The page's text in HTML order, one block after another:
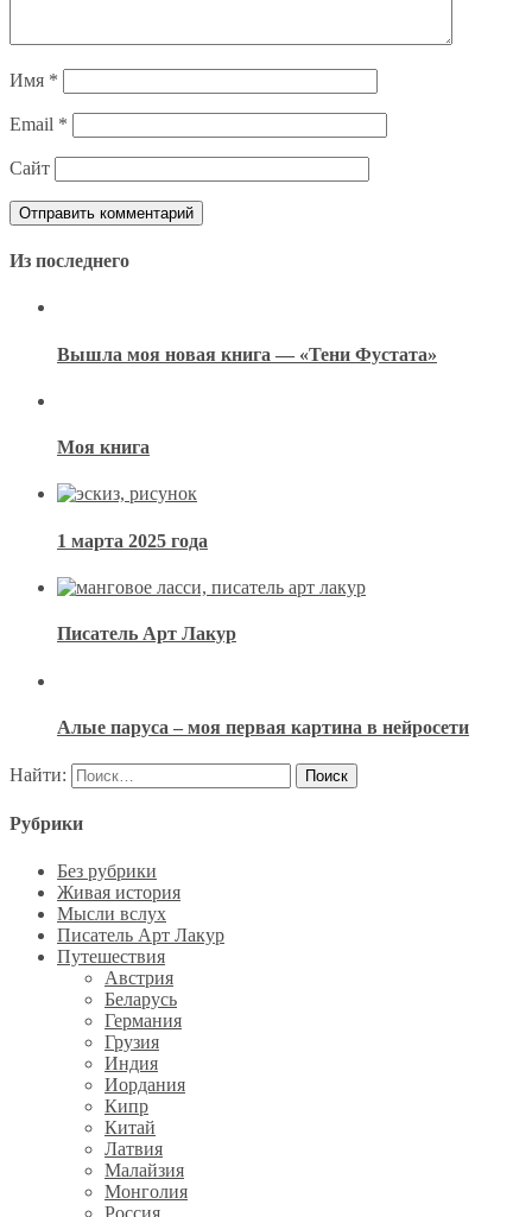
Имя *
Email *
Сайт
Из последнего
Вышла моя новая книга — «Тени Фустата»
Моя книга
1 марта 2025 года
Писатель Арт Лакур
Алые паруса – моя первая картина в нейросети
Найти:
Рубрики
Без рубрики
Живая история
Мысли вслух
Писатель Арт Лакур
Путешествия
Австрия
Беларусь
Германия
Грузия
Индия
Иордания
Кипр
Китай
Латвия
Малайзия
Монголия
Россия